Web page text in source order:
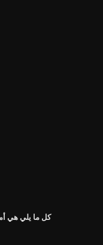
كل ما يلي هي